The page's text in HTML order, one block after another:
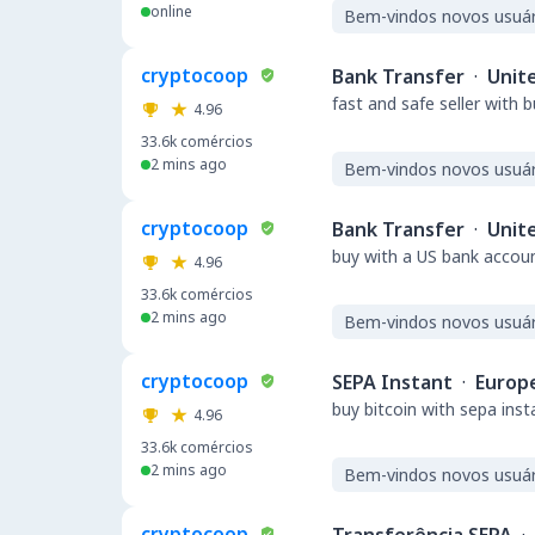
online Bem-vindos novos
cryptocoop
4.96
33.6k comércios
2 mins ago
Bank Transfer ·
fast and safe seller with
Bem-vindos novos
cryptocoop
4.96
33.6k comércios
2 mins ago
Bank Transfer ·
buy with a US bank
Bem-vindos novos
cryptocoop
4.96
33.6k comércios
2 mins ago
SEPA Instant ·
buy bitcoin with sepa
Bem-vindos novos